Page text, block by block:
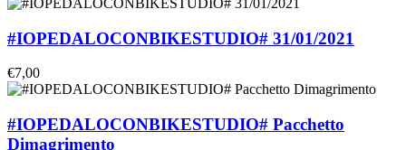
#IOPEDALOCONBIKESTUDIO# 31/01/2021
€7,00
#IOPEDALOCONBIKESTUDIO# Pacchetto
Dimagrimento